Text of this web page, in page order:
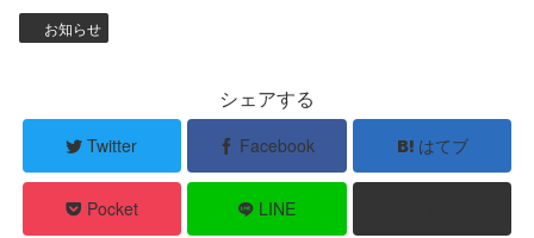
お知らせ
シェアする
Twitter Facebook はてブ
Pocket LINE